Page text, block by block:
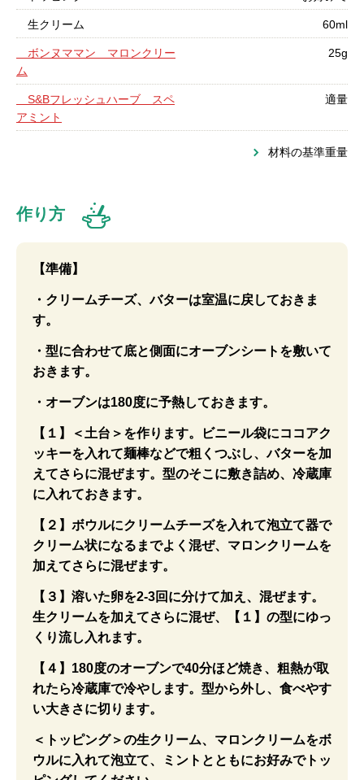
生クリーム 60ml
ボンヌママン マロンクリー
ム
25g
S&Bフレッシュハーブ スペ
アミント
適量
材料の基準重量
作り方
【準備】
・クリームチーズ、バターは室温に戻しておきま
す。
・型に合わせて底と側面にオーブンシートを敷いて
おきます。
・オーブンは180度に予熱しておきます。
【１】＜土台＞を作ります。ビニール袋にココアク
ッキーを入れて麺棒などで粗くつぶし、バターを加
えてさらに混ぜます。型のそこに敷き詰め、冷蔵庫
に入れておきます。
【２】ボウルにクリームチーズを入れて泡立て器で
クリーム状になるまでよく混ぜ、マロンクリームを
加えてさらに混ぜます。
【３】溶いた卵を2-3回に分けて加え、混ぜます。
生クリームを加えてさらに混ぜ、【１】の型にゆっ
くり流し入れます。
【４】180度のオーブンで40分ほど焼き、粗熱が取
れたら冷蔵庫で冷やします。型から外し、食べやす
い大きさに切ります。
＜トッピング＞の生クリーム、マロンクリームをボ
ウルに入れて泡立て、ミントとともにお好みでトッ